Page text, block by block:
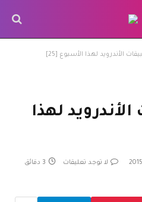
الأندرويد لهذا الأسبوع ‏[25]
لهذا
لا توجد تعليقات 3 دقائق